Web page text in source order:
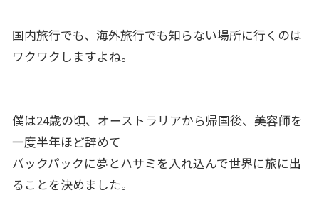
国内旅行でも、海外旅行でも知らない場所に行くのは
ワクワクしますよね。
僕は24歳の頃、オーストラリアから帰国後、美容師を
一度半年ほど辞めて
バックパックに夢とハサミを入れ込んで世界に旅に出
ることを決めました。